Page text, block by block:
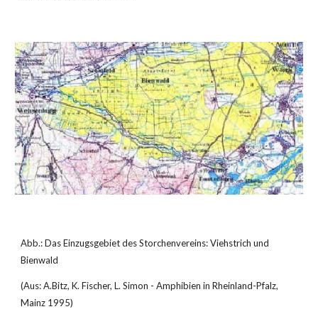
Abb.: Das Einzugsgebiet des Storchenvereins: Viehstrich und
Bienwald
(Aus: A.Bitz, K. Fischer, L. Simon - Amphibien in Rheinland-Pfalz,
Mainz 1995)